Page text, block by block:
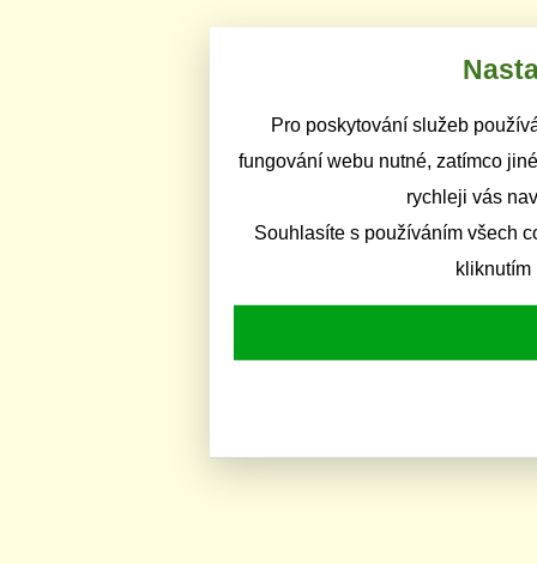
Pro poskytování služeb
fungování webu nutné, zatímco
rychleji vás
Souhlasíte s používáním všech
kliknutím